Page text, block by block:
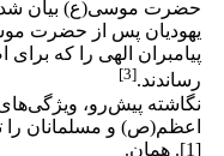
حضرت موسی(ع) بیان شده
یهودیان پس از حضرت
پیامبران الهی را که
رساندند.[3]
نگاشته پیش‌رو،
اعظم(ص) و مسلمانان را
[1]. همان.